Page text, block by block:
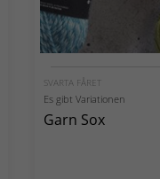
SVARTA FÅRET
Es gibt Variationen
Garn Sox